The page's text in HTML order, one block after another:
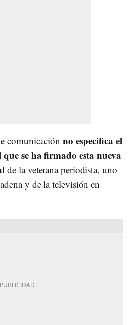
comunicación no especifica el
se ha firmado esta nueva
de la veterana periodista, uno
y de la televisión en